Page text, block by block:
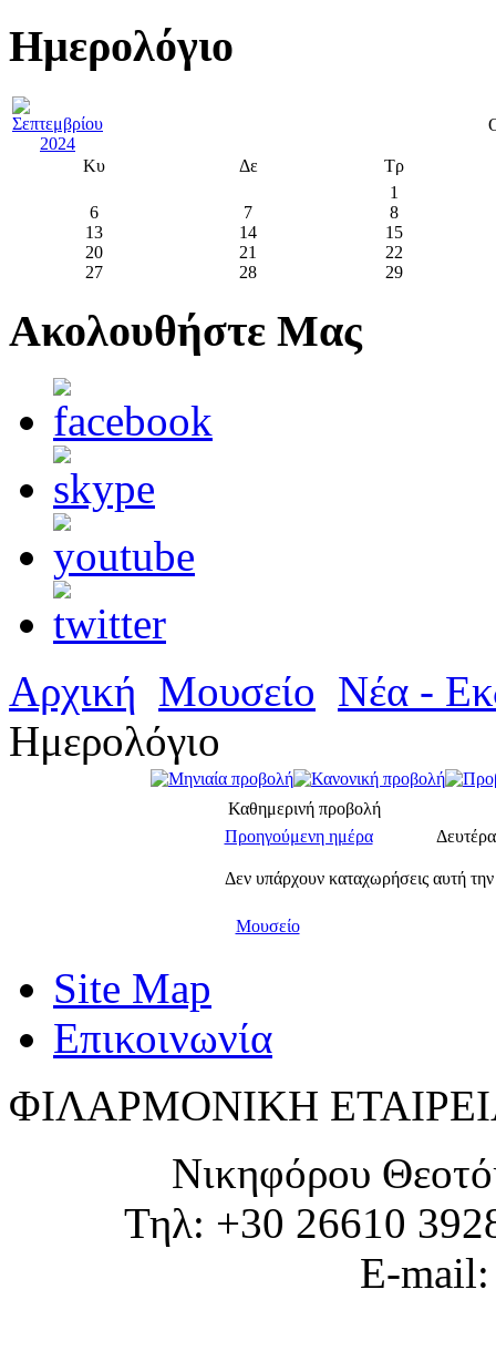
Ημερολόγιο
Κυ Δε
Τρ
1
6
7
8
13
14
15
20
21
22
27
28 29
Ακολουθήστε Μας
Αρχική Μουσείο Νέα -
Ημερολόγιο
Καθημερινή προβολή
Προηγούμενη ημέρα
Δεν υπάρχουν καταχωρήσεις αυτή
Μουσείο
Site Map
Επικοινωνία
ΦΙΛΑΡΜΟΝΙΚΗ
Νικηφόρου
Τηλ: +30 26610
E-